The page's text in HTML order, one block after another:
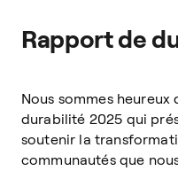
Rapport de
Nous sommes
durabilité 2025 qui
soutenir la
communautés que